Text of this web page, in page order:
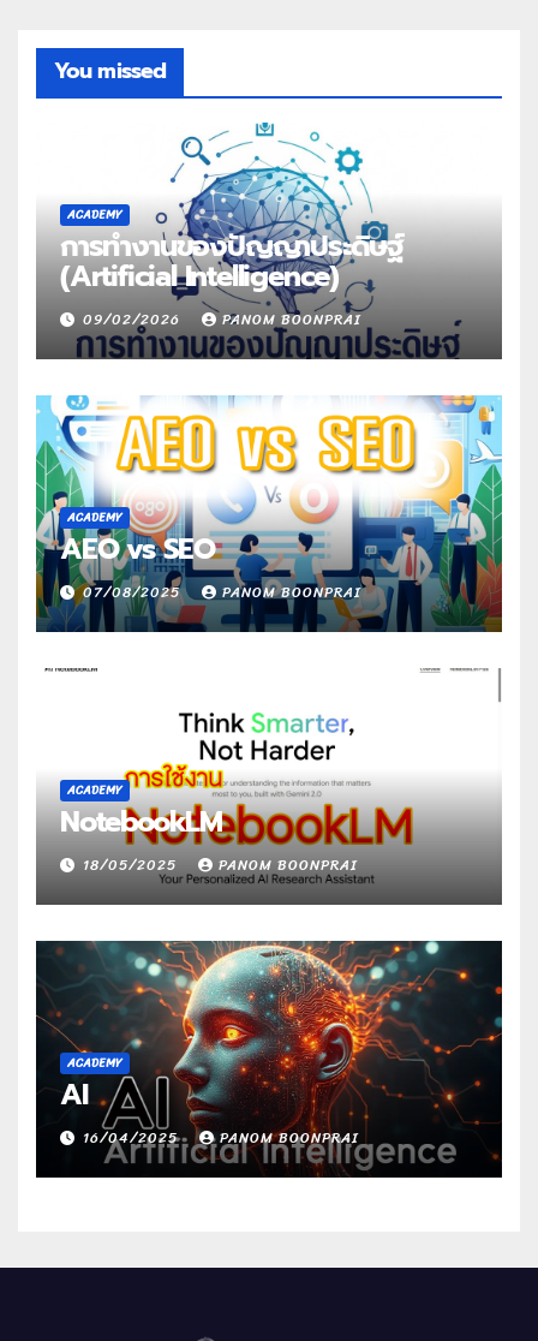
You missed
ACADEMY
การทำงานของปัญญาประดิษฐ์
(Artificial Intelligence)
09/02/2026 PANOM BOONPRAI
ACADEMY
AEO vs SEO
07/08/2025 PANOM BOONPRAI
ACADEMY
NotebookLM
18/05/2025 PANOM BOONPRAI
ACADEMY
AI
16/04/2025 PANOM BOONPRAI